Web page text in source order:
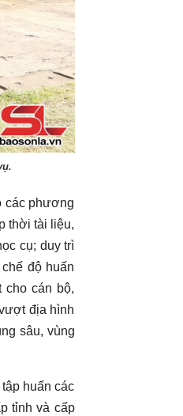
các phương
thời tài liệu,
cụ; duy trì
độ huấn
cho cán bộ,
địa hình
sâu, vùng
huấn các
tỉnh và cấp